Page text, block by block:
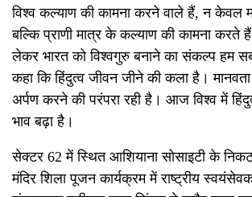
विश्व कल्याण की कामना करने वाले हैं, न केवल
बल्कि प्राणी मात्र के कल्याण की कामना करते
लेकर भारत को विश्वगुरु बनाने का संकल्प हम
कहा कि हिंदुत्व जीवन जीने की कला है।
अर्पण करने की परंपरा रही है। आज विश्व में
भाव बढ़ा है।
सेक्टर 62 में स्थित आशियाना सोसाइटी के निकट
मंदिर शिला पूजन कार्यक्रम में राष्ट्रीय